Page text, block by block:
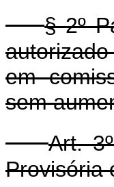
§ 2º
em
sem
Art.
Provisória